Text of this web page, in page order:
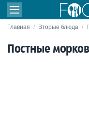
Главная / Вторые блюда /
Постные